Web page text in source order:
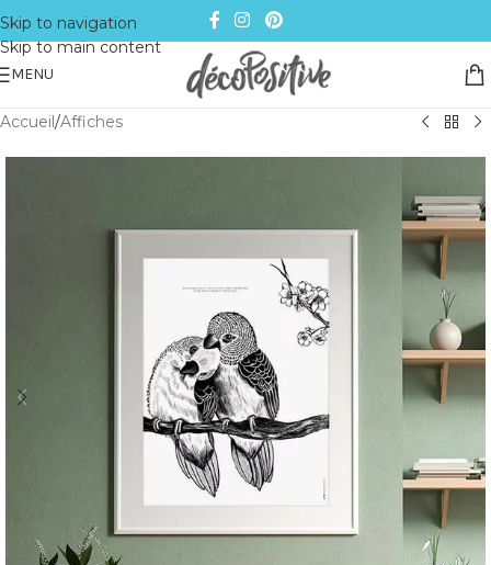
Skip to navigation
Skip to main content
MENU
Accueil/Affiches